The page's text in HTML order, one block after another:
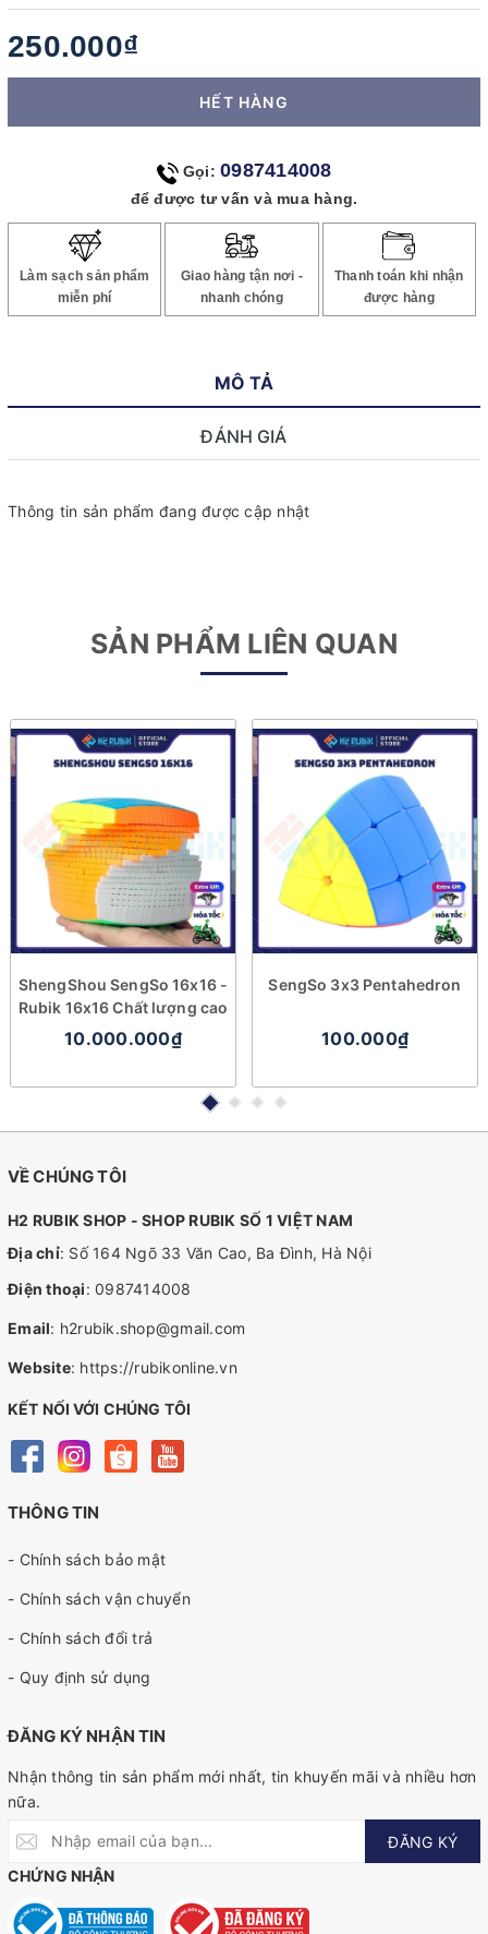
250.000₫
HẾT HÀNG
Gọi: 0987414008
để được tư vấn và mua hàng.
Làm sạch sản phẩm
miễn phí
Giao hàng tận nơi -
nhanh chóng
Thanh toán khi nhận
được hàng
MÔ TẢ
ĐÁNH GIÁ
Thông tin sản phẩm đang được cập nhật
SẢN PHẨM LIÊN QUAN
ShengShou SengSo 16x16 -
Rubik 16x16 Chất lượng cao
10.000.000₫
SengSo 3x3 Pentahedron
100.000₫
VỀ CHÚNG TÔI
H2 RUBIK SHOP - SHOP RUBIK SỐ 1 VIỆT NAM
Địa chỉ: Số 164 Ngõ 33 Văn Cao, Ba Đình, Hà Nội
Điện thoại: 0987414008
Email: h2rubik.shop@gmail.com
Website: https://rubikonline.vn
KẾT NỐI VỚI CHÚNG TÔI
THÔNG TIN
- Chính sách bảo mật
- Chính sách vận chuyển
- Chính sách đổi trả
- Quy định sử dụng
ĐĂNG KÝ NHẬN TIN
Nhận thông tin sản phẩm mới nhất, tin khuyến mãi và nhiều hơn
nữa.
ĐĂNG KÝ
CHỨNG NHẬN